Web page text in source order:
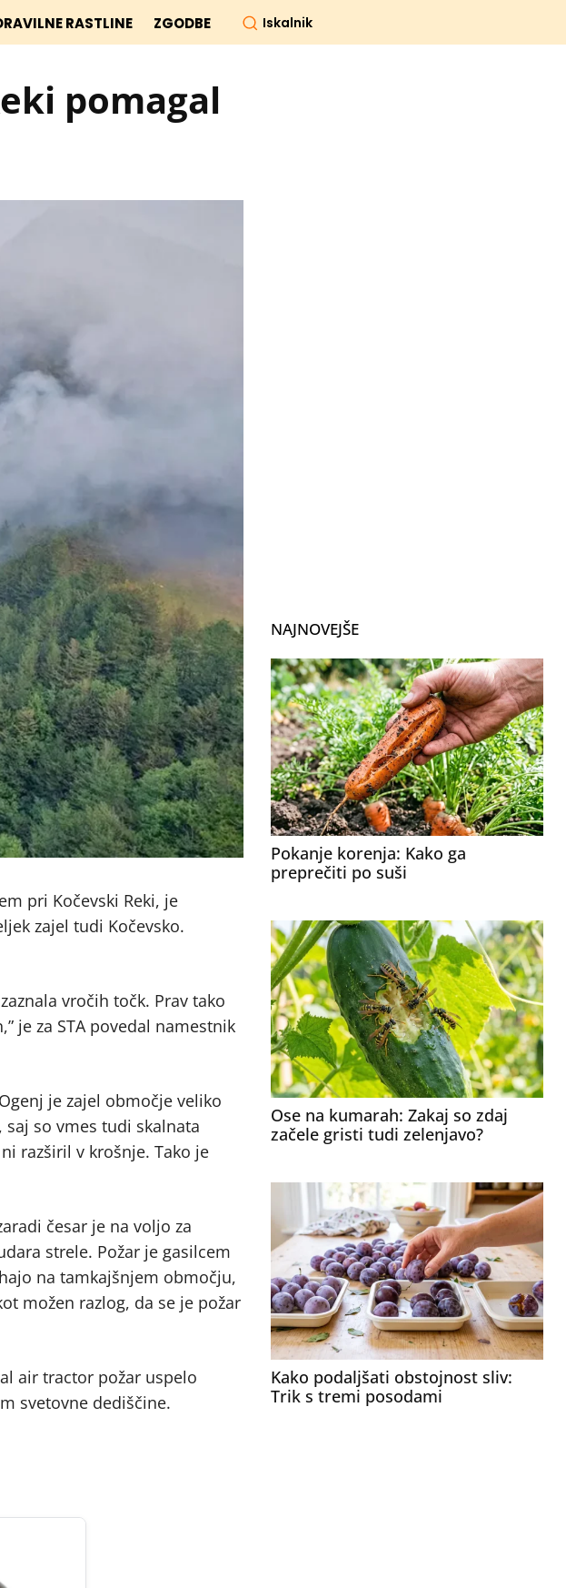
RASTLINE ZGODBE Iskalnik
pomagal
pri Kočevski Reki, je
zajel tudi Kočevsko.
vročih točk. Prav tako
je za STA povedal namestnik
je zajel območje veliko
so vmes tudi skalnata
razširil v krošnje. Tako je
česar je na voljo za
strele. Požar je gasilcem
na tamkajšnjem območju,
možen razlog, da se je požar
air tractor požar uspelo
svetovne dediščine.
NAJNOVEJŠE
Pokanje korenja: Kako ga
preprečiti po suši
Ose na kumarah: Zakaj so zdaj
začele gristi tudi zelenjavo?
Kako podaljšati obstojnost sliv:
Trik s tremi posodami